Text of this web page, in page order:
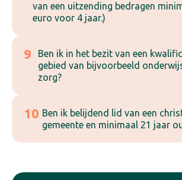
van een uitzending bedragen
euro voor 4 jaar.)
9
Ben ik in het bezit van een
gebied van bijvoorbeeld
zorg?
10 Ben ik belijdend lid van een
gemeente en minimaal 21 jaar